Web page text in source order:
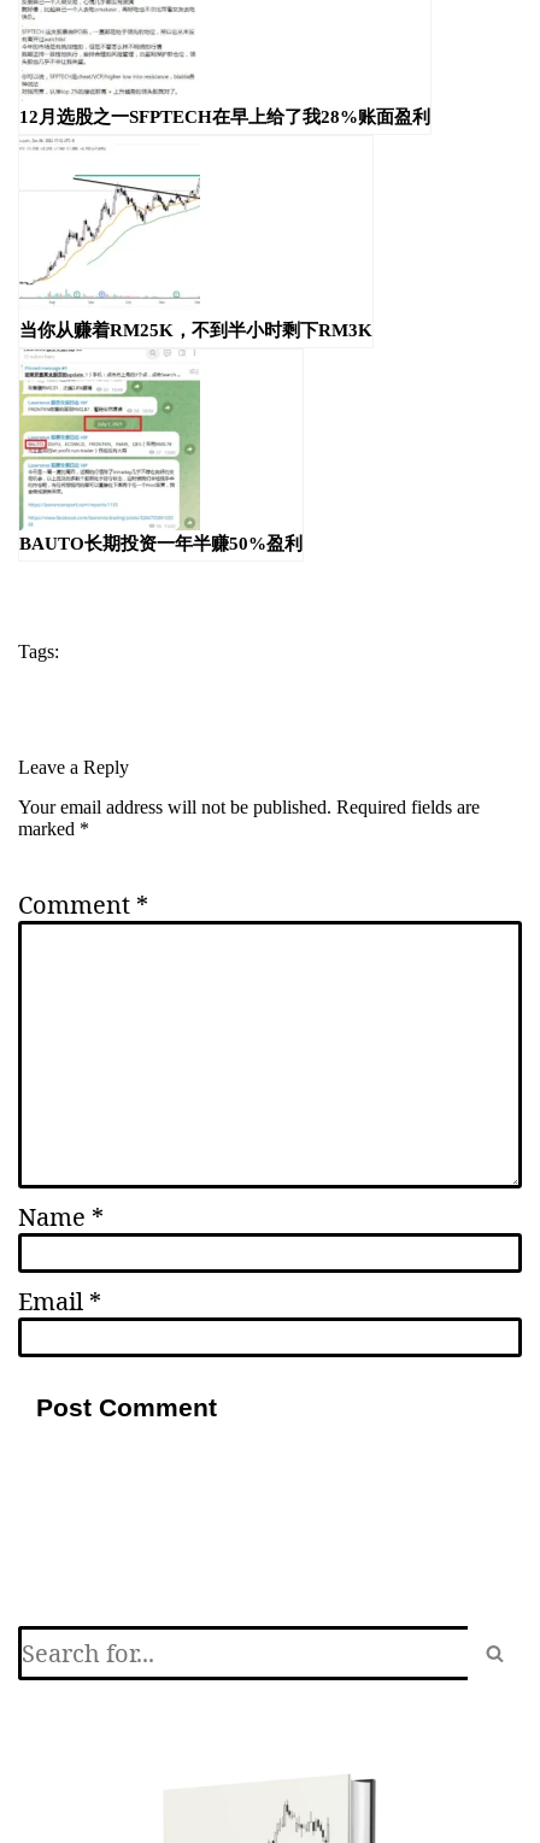
12月选股之一SFPTECH在早上给了我28%账面盈利
当你从赚着RM25K，不到半小时剩下RM3K
BAUTO长期投资一年半赚50%盈利
Tags:
Leave a Reply
Your email address will not be published. Required fields are
marked *
Comment *
Name *
Email *